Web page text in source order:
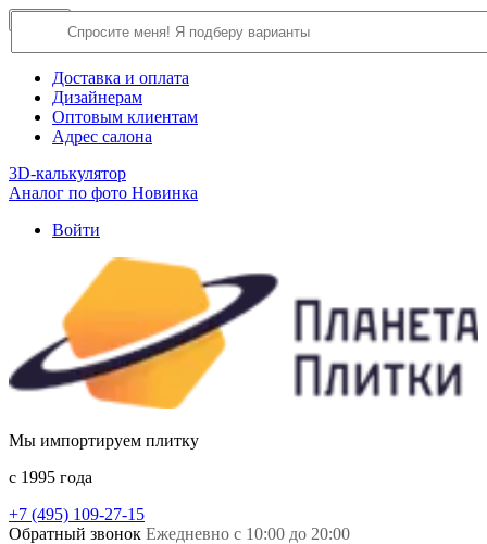
О компании
Доставка и оплата
Дизайнерам
Оптовым клиентам
Адрес салона
3D-калькулятор
Аналог по фото Новинка
Войти
Мы импортируем плитку
c 1995 года
+7 (495) 109-27-15
Обратный звонок Ежедневно с 10:00 до 20:00